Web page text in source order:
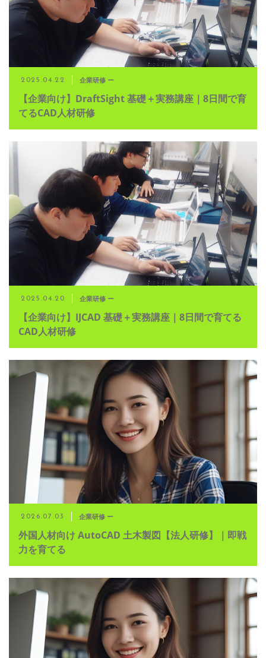
2025.04.22 企業研修 ー
【企業向け】DraftSight 基礎＋実務講座｜8日間で育
てるCAD人材研修
2025.04.20 企業研修 ー
【企業向け】IJCAD 基礎＋実務講座｜8日間で育てる
CAD人材研修
2026.07.03 企業研修 ー
外国人材向け AutoCAD 土木製図【法人研修】｜即戦
力を育てる